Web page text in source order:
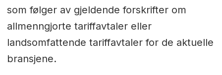
som følger av gjeldende forskrifter om
allmenngjorte tariffavtaler eller
landsomfattende tariffavtaler for de aktuelle
bransjene.